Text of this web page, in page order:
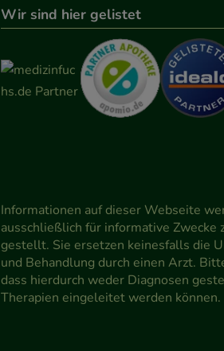
Wir sind hier gelistet
Informationen auf dieser Webseite
ausschließlich für informative Zwecke
gestellt. Sie ersetzen keinesfalls die
und Behandlung durch einen Arzt.
dass hierdurch weder Diagnosen
Therapien eingeleitet werden können.